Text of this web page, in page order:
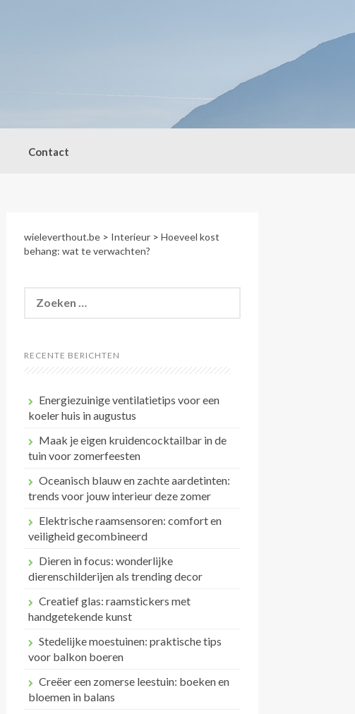
Contact
wieleverthout.be > Interieur >Hoeveel kost
behang: wat te verwachten?
naar:
RECENTE BERICHTEN
Energiezuinige ventilatietips voor een
koeler huis in augustus
Maak je eigen kruidencocktailbar in de
tuin voor zomerfeesten
Oceanisch blauw en zachte aardetinten:
trends voor jouw interieur deze zomer
Elektrische raamsensoren: comfort en
veiligheid gecombineerd
Dieren in focus: wonderlijke
dierenschilderijen als trending decor
Creatief glas: raamstickers met
handgetekende kunst
Stedelijke moestuinen: praktische tips
voor balkon boeren
Creëer een zomerse leestuin: boeken en
bloemen in balans